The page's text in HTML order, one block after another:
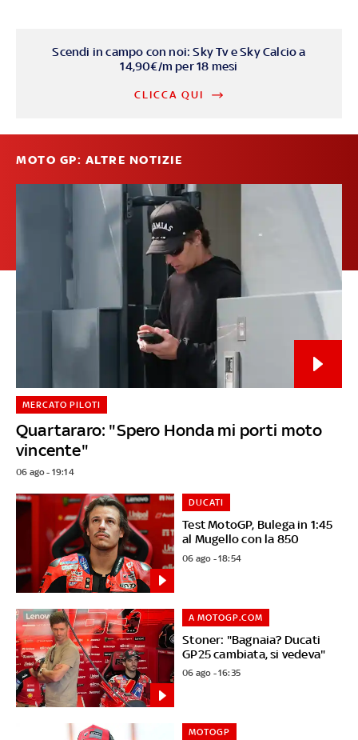
Scendi in campo con noi: Sky Tv e Sky Calcio a
14,90€/m per 18 mesi
CLICCA QUI
MOTO GP: ALTRE NOTIZIE
Quartararo: "Spero Honda mi porti moto
vincente"
MERCATO PILOTI
06 ago - 19:14
Test MotoGP, Bulega in 1:45
al Mugello con la 850
DUCATI
06 ago - 18:54
Stoner: "Bagnaia? Ducati
GP25 cambiata, si vedeva"
A MOTOGP.COM
06 ago - 16:35
MOTOGP